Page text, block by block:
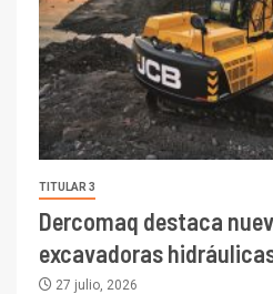
TITULAR 3
Dercomaq destaca
excavadoras
27 julio, 2026